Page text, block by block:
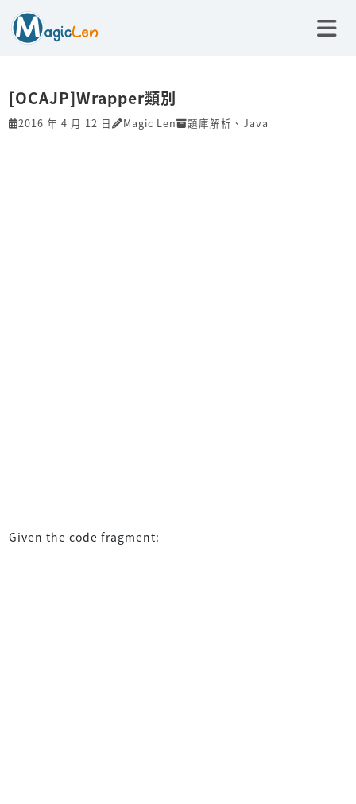
[OCAJP]Wrapper類別
2016 年 4 月 12 日 Magic Len 題庫解析 、 Java
Given the code fragment: